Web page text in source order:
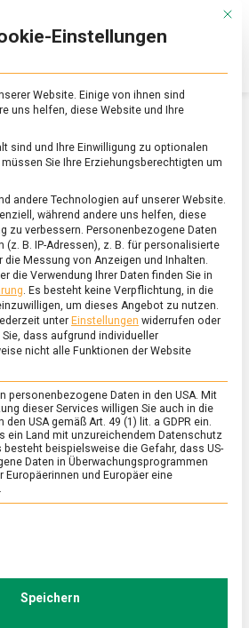
Online-
Magazin
zu
&
Ernährung
Hierher kommt sie,
sie,
auch Sauregurkenzeit
Zeitpunkt, sich diese genauer
im Spreewald.
Mit
Einstellungen
Website. Einige von ihnen sind
uns helfen, diese Website und Ihre
sind und Ihre Einwilligung zu optionalen
Sie Ihre Erziehungsberechtigten um
andere Technologien auf unserer Website.
während andere uns helfen, diese
zu verbessern. Personenbezogene Daten
(z. B. IP-Adressen), z. B. für personalisierte
die Messung von Anzeigen und Inhalten.
die Verwendung Ihrer Daten finden Sie in
. Es besteht keine Verpflichtung, in die
um dieses Angebot zu nutzen.
unter Einstellungen widerrufen oder
dass aufgrund individueller
nicht alle Funktionen der Website
personenbezogene Daten in den USA. Mit
dieser Services willigen Sie auch in die
USA gemäß Art. 49 (1) lit. a GDPR ein.
ein Land mit unzureichendem Datenschutz
besteht beispielsweise die Gefahr, dass US-
Daten in Überwachungsprogrammen
und Europäer eine
Service-Gruppen, für die eine
Speichern